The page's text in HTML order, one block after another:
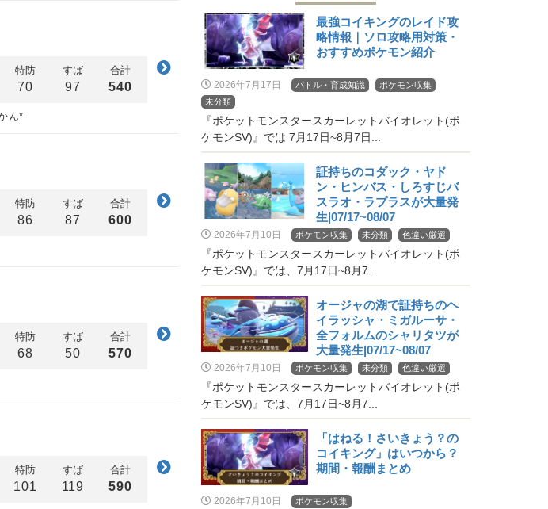
特防
70
すば
97
合計
540
ん*
特防
86
すば
87
合計
600
特防
68
すば
50
合計
570
特防
101
すば
119
合計
590
最強コイキングのレイド攻
略情報｜ソロ攻略用対策・
おすすめポケモン紹介
2026年7月17日 バトル・育成知識
ポケモン収集
未分類
『ポケットモンスタースカーレットバイオレット(ポ
ケモンSV)』では 7月17日~8月7日...
証持ちのコダック・ヤド
ン・ヒンバス・しろすじバ
スラオ・ラプラスが大量発
生|07/17~08/07
2026年7月10日 ポケモン収集 未分類 色違い厳選
『ポケットモンスタースカーレットバイオレット(ポ
ケモンSV)』では、7月17日~8月7...
オージャの湖で証持ちのヘ
イラッシャ・ミガルーサ・
全フォルムのシャリタツが
大量発生|07/17~08/07
2026年7月10日 ポケモン収集 未分類 色違い厳選
『ポケットモンスタースカーレットバイオレット(ポ
ケモンSV)』では、7月17日~8月7...
「はねる！さいきょう？の
コイキング」はいつから？
期間・報酬まとめ
2026年7月10日 ポケモン収集